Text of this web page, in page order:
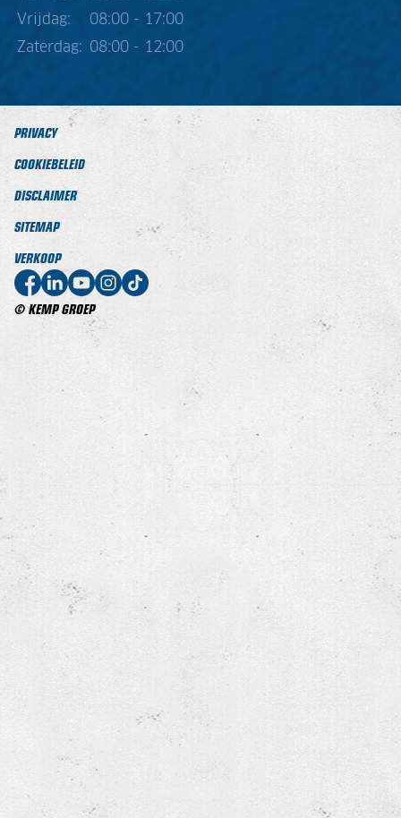
Vrijdag:
08:00 - 17:00
Zaterdag:
08:00 - 12:00
© KEMP GROEP
PRIVACY
COOKIEBELEID
DISCLAIMER
SITEMAP
VERKOOP